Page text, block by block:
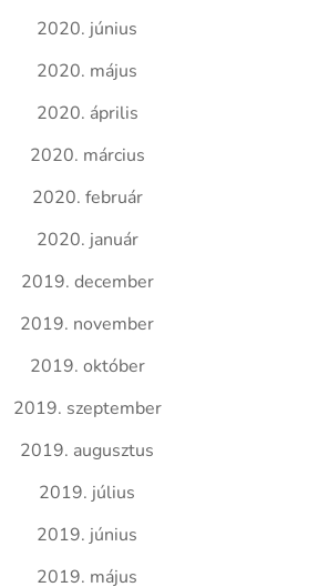
2020. június
2020. május
2020. április
2020. március
2020. február
2020. január
2019. december
2019. november
2019. október
2019. szeptember
2019. augusztus
2019. július
2019. június
2019. május